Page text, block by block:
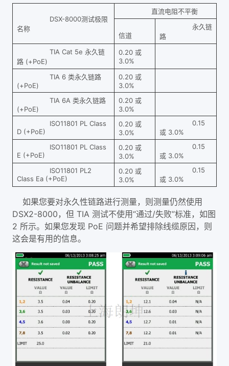
DSX-8000测试极限
名称
直流电阻不平衡
信道
永久链
路
TIA Cat 5e 永久链
路 (+PoE)
0.20 或
3.0%
TIA 6 类永久链路
(+PoE)
0.20 或
3.0%
TIA 6A 类永久链路
(+PoE)
0.20 或
3.0%
ISO11801 PL Class
D (+PoE)
0.20 或
3.0%
0.15
或 3.0%
ISO11801 PL Class
E (+PoE)
0.20 或
3.0%
0.15
或 3.0%
ISO11801 PL2
Class Ea (+PoE)
0.20 或
3.0%
0.15
或 3.0%
如果您要对永久性链路进行测量，则测量仍然使用
DSX2-8000，但 TIA 测试不使用“通过/失败”标准，如图
2 所示。如果您发现 PoE 问题并希望排除线缆原因，则
这会是有用的信息。